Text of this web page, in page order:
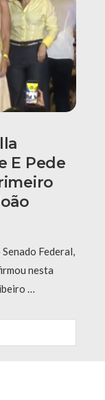
E Pede
Federal,
nesta
…